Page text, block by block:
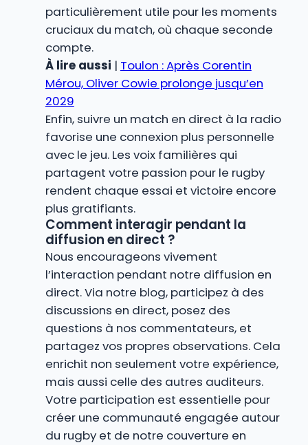
particulièrement utile pour les moments
cruciaux du match, où chaque seconde
compte.
À lire aussi | Toulon : Après Corentin
Mérou, Oliver Cowie prolonge jusqu’en
2029
Enfin, suivre un match en direct à la radio
favorise une connexion plus personnelle
avec le jeu. Les voix familières qui
partagent votre passion pour le rugby
rendent chaque essai et victoire encore
plus gratifiants.
Comment interagir pendant la
diffusion en direct ?
Nous encourageons vivement
l’interaction pendant notre diffusion en
direct. Via notre blog, participez à des
discussions en direct, posez des
questions à nos commentateurs, et
partagez vos propres observations. Cela
enrichit non seulement votre expérience,
mais aussi celle des autres auditeurs.
Votre participation est essentielle pour
créer une communauté engagée autour
du rugby et de notre couverture en